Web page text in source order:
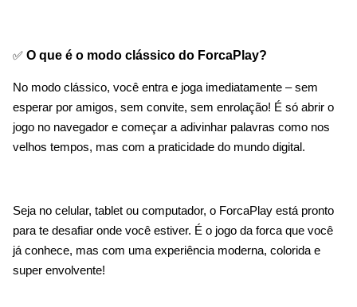
✅ O que é o modo clássico do ForcaPlay?
No modo clássico, você entra e joga imediatamente – sem
esperar por amigos, sem convite, sem enrolação! É só abrir o
jogo no navegador e começar a adivinhar palavras como nos
velhos tempos, mas com a praticidade do mundo digital.
Seja no celular, tablet ou computador, o ForcaPlay está pronto
para te desafiar onde você estiver. É o jogo da forca que você
já conhece, mas com uma experiência moderna, colorida e
super envolvente!